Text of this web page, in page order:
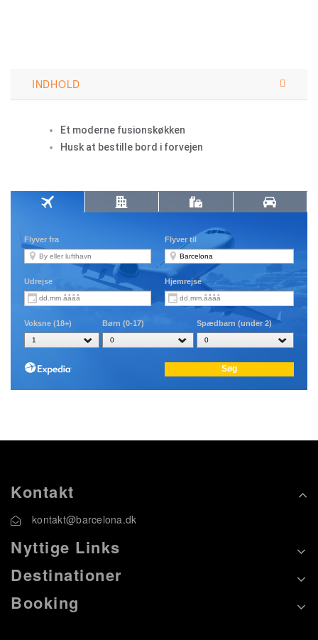
INDHOLD
Et moderne fusionskøkken
Husk at bestille bord i forvejen
Kontakt
kontakt@barcelona.dk
Nyttige Links
Destinationer
Booking